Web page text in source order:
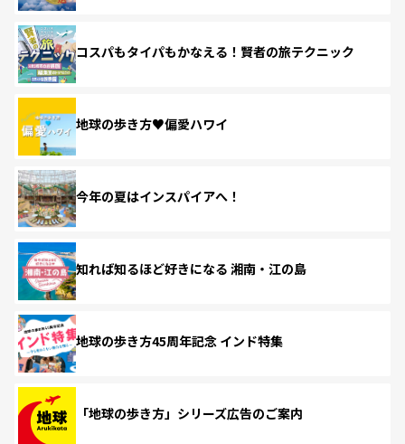
コスパもタイパもかなえる！賢者の旅テクニック
地球の歩き方♥偏愛ハワイ
今年の夏はインスパイアへ！
知れば知るほど好きになる 湘南・江の島
地球の歩き方45周年記念 インド特集
「地球の歩き方」シリーズ広告のご案内